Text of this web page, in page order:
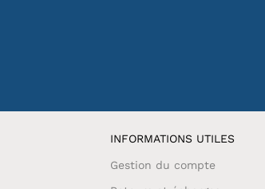
INFORMATIONS UTILES
Gestion du compte